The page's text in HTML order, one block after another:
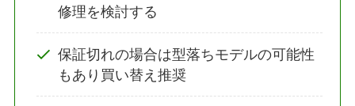
修理を検討する
保証切れの場合は型落ちモデルの可能性
もあり買い替え推奨